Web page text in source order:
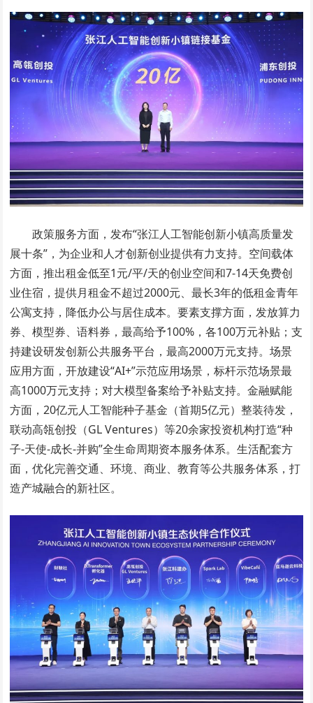
政策服务方面，发布“张江人工智能创新小镇高质量发
展十条”，为企业和人才创新创业提供有力支持。空间载体
方面，推出租金低至1元/平/天的创业空间和7-14天免费创
业住宿，提供月租金不超过2000元、最长3年的低租金青年
公寓支持，降低办公与居住成本。要素支撑方面，发放算力
券、模型券、语料券，最高给予100%，各100万元补贴；支
持建设研发创新公共服务平台，最高2000万元支持。场景
应用方面，开放建设“AI+”示范应用场景，标杆示范场景最
高1000万元支持；对大模型备案给予补贴支持。金融赋能
方面，20亿元人工智能种子基金（首期5亿元）整装待发，
联动高瓴创投（GL Ventures）等20余家投资机构打造“种
子-天使-成长-并购”全生命周期资本服务体系。生活配套方
面，优化完善交通、环境、商业、教育等公共服务体系，打
造产城融合的新社区。